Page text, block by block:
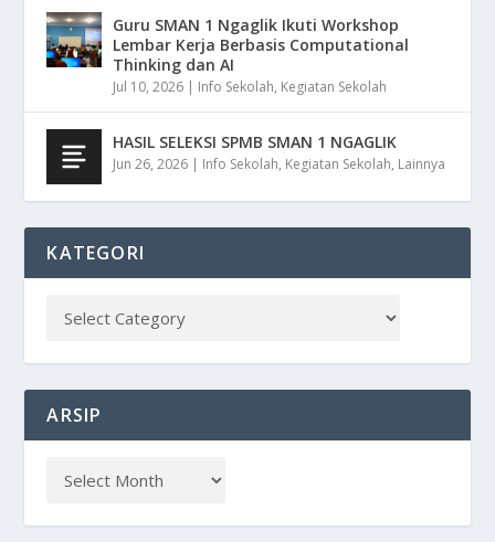
Guru SMAN 1 Ngaglik Ikuti Workshop
Lembar Kerja Berbasis Computational
Thinking dan AI
Jul 10, 2026 | Info Sekolah, Kegiatan Sekolah
HASIL SELEKSI SPMB SMAN 1 NGAGLIK
Jun 26, 2026 | Info Sekolah, Kegiatan Sekolah, Lainnya
KATEGORI
ARSIP